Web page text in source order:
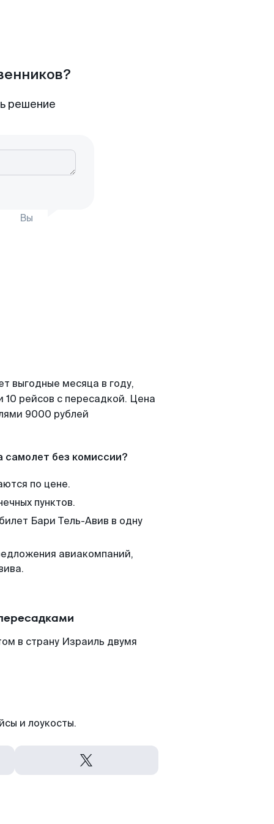
решение
Вы
выгодные месяца в году,
рейсов с пересадкой. Цена
9000 рублей
самолет без комиссии?
по цене.
пунктов.
Бари Тель-Авив в одну
авиакомпаний,
в страну Израиль двумя
и лоукосты.